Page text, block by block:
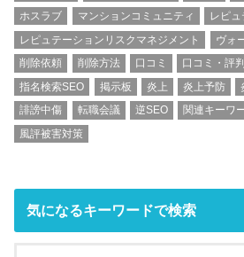
ホスラブ
マンションコミュニティ
レピ
レピュテーションリスクマネジメント
ヴォ
削除依頼
削除方法 口コミ 口コミ・評
指名検索SEO
掲示板 炎上 炎上予防
誹謗中傷
転職会議 逆SEO 関連キーワ
風評被害対策
気になるキーワードで検索